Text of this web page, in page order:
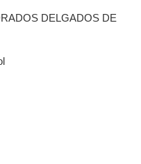
DELGADOS DE